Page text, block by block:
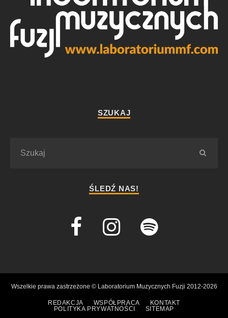
SZUKAJ
ŚLEDŹ NAS!
Wszelkie prawa zastrzeżone © Laboratorium Muzycznych Fuzji 2012-2026
REDAKCJA WSPÓŁPRACA
KONTAKT
POLITYKA PRYWATNOŚCI
SITEMAP